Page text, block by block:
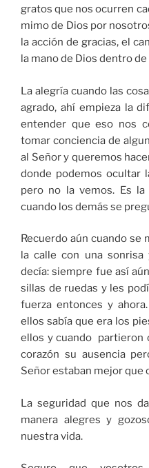
gratos que nos ocurren
mimo de Dios por
la acción de gracias, el
la mano de Dios dentro
La alegría cuando las
agrado, ahí empieza la
entender que eso nos
tomar conciencia de
al Señor y queremos
donde podemos ocultar
pero no la vemos. Es
cuando los demás se
Recuerdo aún cuando
la calle con una
decía: siempre fue así
sillas de ruedas y les
fuerza entonces y
ellos sabía que era los
ellos y cuando partieron
corazón su ausencia
Señor estaban mejor que
La seguridad que nos
manera alegres y
nuestra vida.